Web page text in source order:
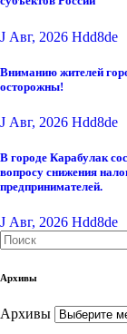
J Авг, 2026 Hdd8de
Вниманию жителей
осторожны!
J Авг, 2026 Hdd8de
В городе Карабулак
вопросу снижения
предпринимателей.
J Авг, 2026 Hdd8de
Архивы
Архивы